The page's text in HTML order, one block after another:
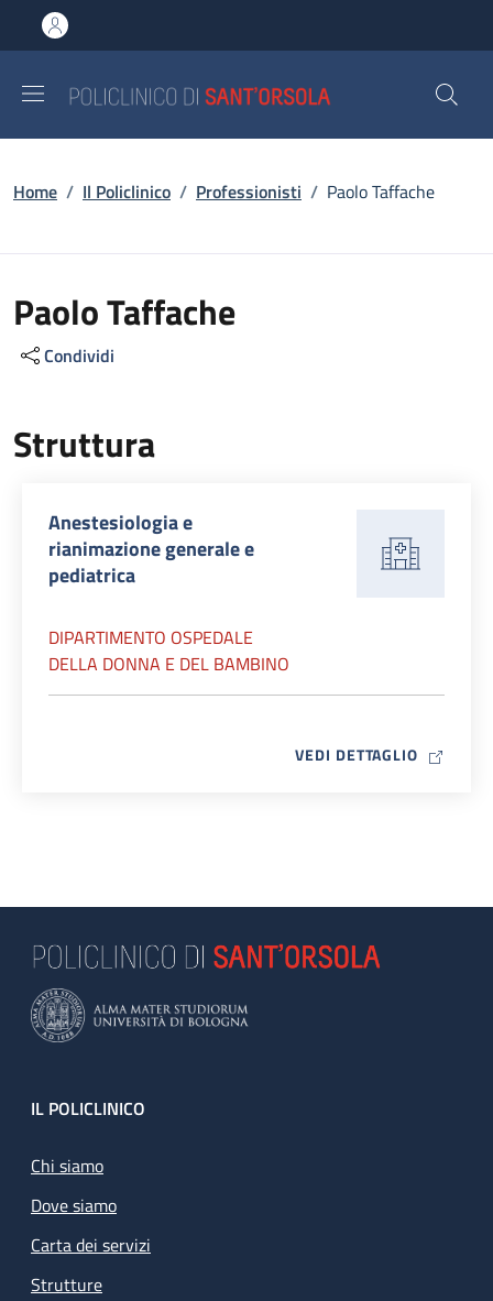
al contenuto principale
to footer content
Briciole di pane
Home / Il Policlinico / Professionisti / Paolo Taffache
Paolo Taffache
Condividi
Struttura
Anestesiologia e
rianimazione generale e
pediatrica
DIPARTIMENTO OSPEDALE
DELLA DONNA E DEL BAMBINO
VEDI DETTAGLIO MAP ICON
Footer
IL POLICLINICO
Chi siamo
Dove siamo
Carta dei servizi
Strutture